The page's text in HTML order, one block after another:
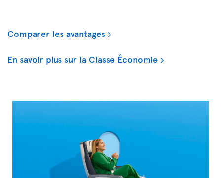
Comparer les avantages
En savoir plus sur la Classe Économie